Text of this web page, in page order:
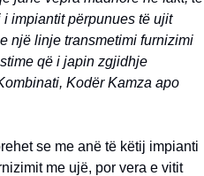
impiantit përpunues të ujit
një linje transmetimi furnizimi
që i japin zgjidhje
Kodër Kamza apo
se me anë të këtij impianti
me ujë, por vera e vitit